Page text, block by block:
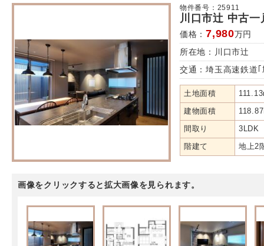
物件番号：25911
川口市辻 中古一
価格：7,980万円
所在地：川口市辻
交通：埼玉高速鉄道
土地面積
建物面積
間取り 3LDK
階建て 地上2
画像をクリックすると拡大画像を見られます。